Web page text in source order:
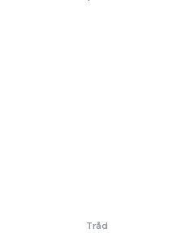
Tråd